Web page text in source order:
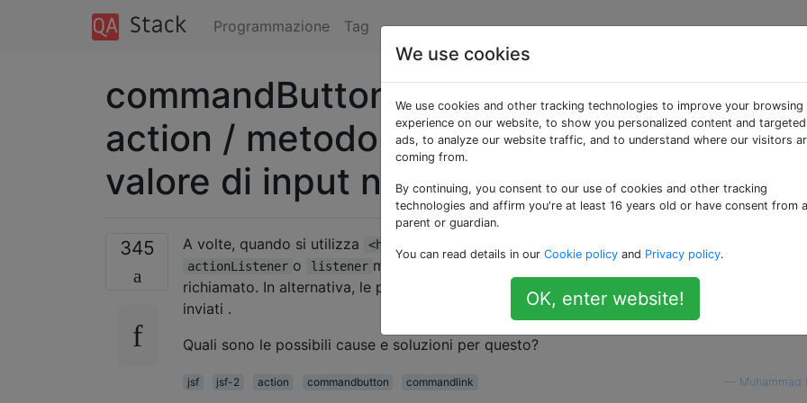
Programmazione Tag
commandButton / commandLink / ajax
action / metodo listener non richiamato
valore di input non impostato / aggiornato
345 A volte, quando si utilizza <h:commandLink>
actionListener o listener metodo associato con il tag sono semplicemente non viene
richiamato. In alternativa, le proprietà del bean non vengono aggiornate con i
inviati .
Quali sono le possibili cause e soluzioni per questo?
jsf jsf-2 action commandbutton commandlink
Muhammad
We use cookies
We use cookies and other tracking technologies to improve your browsing
experience on our website, to show you personalized content and targeted
ads, to analyze our website traffic, and to understand where our visitors
coming from.
By continuing, you consent to our use of cookies and other tracking
technologies and affirm you're at least 16 years old or have consent from a
parent or guardian.
You can read details in our Cookie policy and Privacy policy.
OK, enter website!